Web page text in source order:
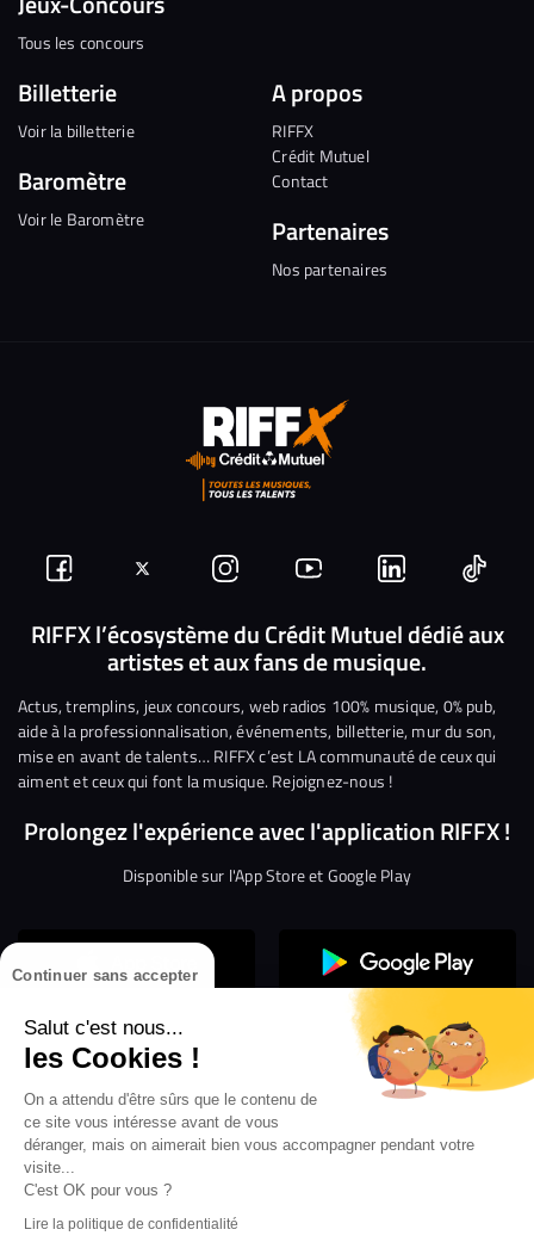
Continuer sans accepter
Salut c'est nous...
les Cookies !
On a attendu d'être sûrs que le contenu de
ce site vous intéresse avant de vous
déranger, mais on aimerait bien vous accompagner pendant votre
visite...
C'est OK pour vous ?
Lire la politique de confidentialité
Tous les concours
Billetterie
Voir la billetterie
Baromètre
Voir le Baromètre
A propos
RIFFX
Crédit Mutuel
Contact
Partenaires
Nos partenaires
Suivez-
nous
Facebook
Suivez-
nous
sur
Twitter
Nous
rejoindre
sur
Instagram
Nous
rejoindre
sur
YouTube
Nous
rejoindre
sur
Linkedin
Nous
RIFFX l’écosystème du Crédit Mutuel dédié aux
artistes et aux fans de musique.
Actus, tremplins, jeux concours, web radios 100% musique, 0% pub,
aide à la professionnalisation, événements, billetterie, mur du son,
mise en avant de talents… RIFFX c’est LA communauté de ceux qui
aiment et ceux qui font la musique. Rejoignez-nous !
Prolongez l'expérience avec l'application RIFFX !
Disponible sur l'App Store et Google Play
Confidentialité
Gestion des cookies
Conditions générales d’utilisation
Mentions légales
les webradios RIFFX
en exclusivité sur VIBES le titre de la révé